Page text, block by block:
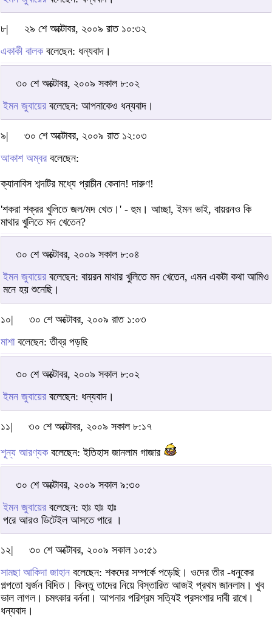
৮|
২৯ শে অক্টোবর, ২০০৯ রাত ১০:৩২
একাকী বালকবলেছেন: ধন্যবাদ।
৩০ শে অক্টোবর, ২০০৯ সকাল ৮:০২
ইমন জুবায়ের বলেছেন: আপনাকেও ধন্যবাদ।
৯|
৩০ শে অক্টোবর, ২০০৯ রাত ১২:০৩
আকাশ অম্বর বলেছেন:
ক্যানাবিস শব্দটির মধ্যে প্রাচীন কেনান! দারুণ!
'শকরা শক্রর খুলিতে জল/মদ খেত।' - হুম। আচ্ছা, ইমন ভাই, বায়রনও কি
মাথার খুলিতে মদ খেতেন?
৩০ শে অক্টোবর, ২০০৯ সকাল ৮:০৪
ইমন জুবায়ের বলেছেন: বায়রন মাথার খুলিতে মদ খেতেন, এমন একটা কথা আমিও
মনে হয় শুনেছি।
১০|
৩০ শে অক্টোবর, ২০০৯ রাত ১:০৩
মাশাবলেছেন: তীব্র পড়ছি
৩০ শে অক্টোবর, ২০০৯ সকাল ৮:০২
ইমন জুবায়ের বলেছেন: ধন্যবাদ।
১১| ৩০ শে অক্টোবর, ২০০৯ সকাল ৮:১৭
শূন্য আরণ্যকবলেছেন: ইতিহাস জানলাম গাজার
৩০ শে অক্টোবর, ২০০৯ সকাল ৯:৩০
ইমন জুবায়ের বলেছেন: হাঃ হাঃ হাঃ
পরে আরও ডিটেইল আসতে পারে ।
১২|
৩০ শে অক্টোবর, ২০০৯ সকাল ১০:৫১
সামছা আকিদা জাহান বলেছেন: শকদের সম্পর্কে পড়েছি। ওদের তীর -ধনুকের
গল্পতো সর্ব্জন বিদিত। কিন্তু তাদের নিয়ে বিস্তারিত আজই প্রথম জানলাম। খুব
ভাল লাগল। চমৎকার বর্ননা। আপনার পরিশ্রম সত্যিই প্রসংশার দাবী রাখে।
ধন্যবাদ।